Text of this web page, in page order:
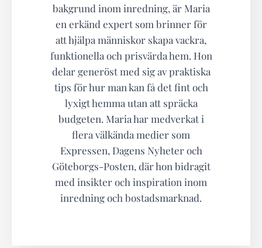
bakgrund inom inredning, är Maria
en erkänd expert som brinner för
att hjälpa människor skapa vackra,
funktionella och prisvärda hem. Hon
delar generöst med sig av praktiska
tips för hur man kan få det fint och
lyxigt hemma utan att spräcka
budgeten. Maria har medverkat i
flera välkända medier som
Expressen, Dagens Nyheter och
Göteborgs-Posten, där hon bidragit
med insikter och inspiration inom
inredning och bostadsmarknad.